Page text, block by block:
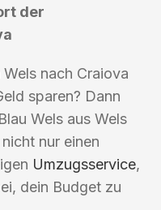
der
nach Craiova
sparen? Dann
Wels aus Wels
nur einen
Umzugsservice,
dein Budget zu